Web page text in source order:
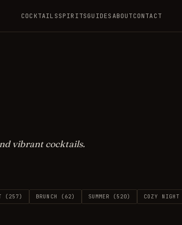
COCKTAILSSPIRITSGUIDESABOUTCONTACT
vibrant cocktails.
( 257) BRUNCH ( 62) SUMMER ( 520) COZY NIGHT